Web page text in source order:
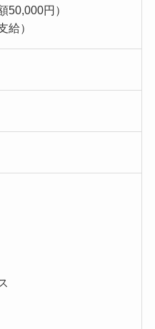
50,000円）
給）